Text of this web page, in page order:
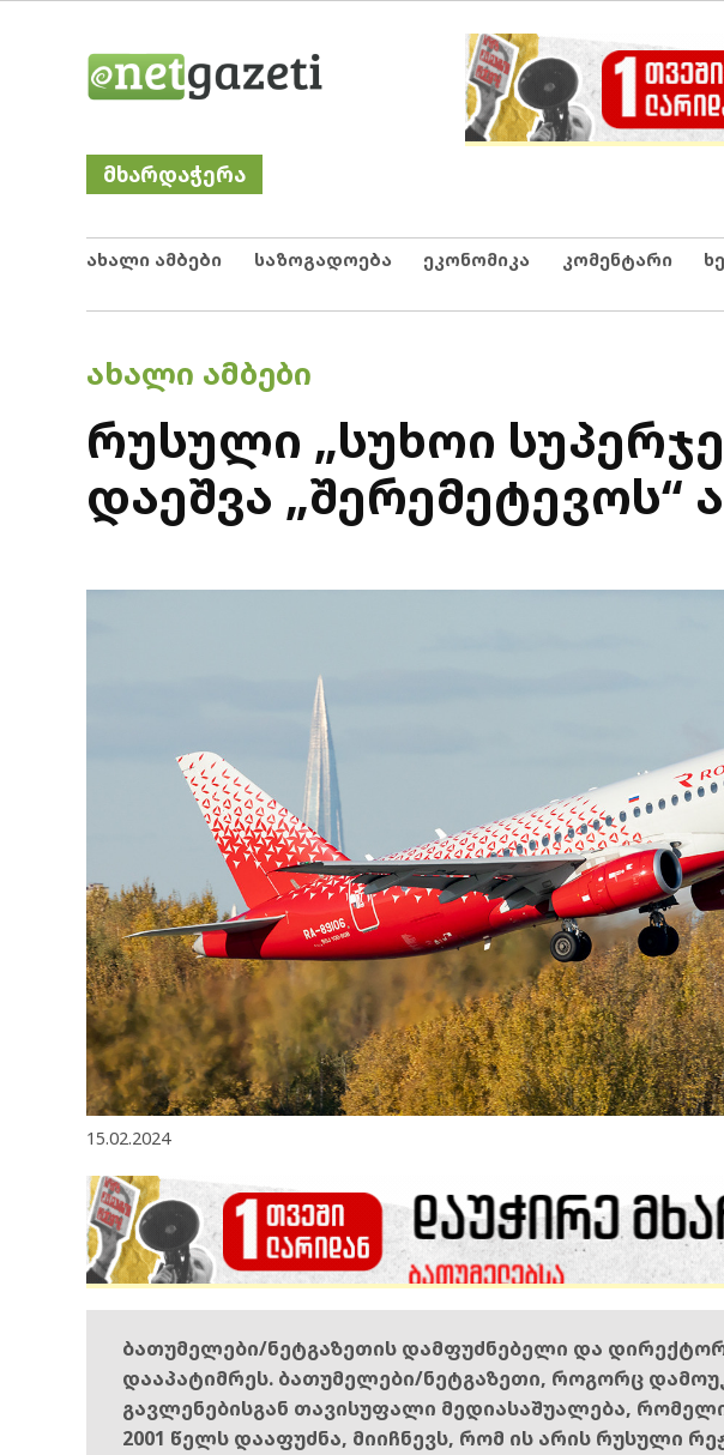
Netgazeti
მხარდაჭერა
ახალი ამბები საზოგადოება ეკონომიკა კომენტარი
POSTED
ᲐᲮᲐᲚᲘ ᲐᲛᲑᲔᲑᲘ
რუსული „სუხოი
დაეშვა
15.02.2024
ბათუმელები/ნეტგაზეთის დამფუძნებელი და
დააპატიმრეს. ბათუმელები/ნეტგაზეთი, როგორც
გავლენებისგან თავისუფალი მედიასაშუალება,
2001 წელს დააფუძნა, მიიჩნევს, რომ ის არის რუსული